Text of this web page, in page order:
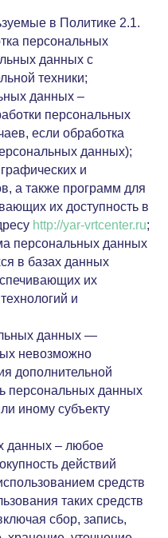
в Политике 2.1.
персональных
данных с
техники;
данных –
персональных
если обработка
данных);
и
а также программ для
их доступность в
http://yar-vrtcenter.ru;
персональных данных
в базах данных
их
и
данных —
невозможно
дополнительной
персональных данных
иному субъекту
данных – любое
действий
средств
таких средств
сбор, запись,